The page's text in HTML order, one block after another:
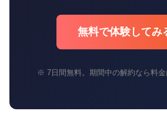
無料で体験してみ
※ 7日間無料。期間中の解約なら料金